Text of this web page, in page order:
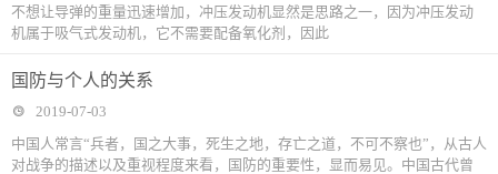
不想让导弹的重量迅速增加，冲压发动机显然是思路之一，因为冲压发动
机属于吸气式发动机，它不需要配备氧化剂，因此
国防与个人的关系
2019-07-03
中国人常言“兵者，国之大事，死生之地，存亡之道，不可不察也”，从古人
对战争的描述以及重视程度来看，国防的重要性，显而易见。中国古代曾